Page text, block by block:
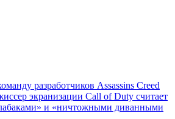
разработчиков Assassins Creed
экранизации Call of Duty считает
и «ничтожными диванными